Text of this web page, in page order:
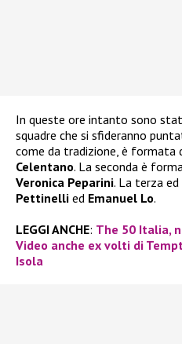
In queste ore intanto sono
squadre che si sfideranno
come da tradizione, è formata
Celentano. La seconda è
Veronica Peparini. La terza
Pettinelli ed Emanuel Lo.
LEGGI ANCHE: The 50 Italia,
Video anche ex volti di
Isola